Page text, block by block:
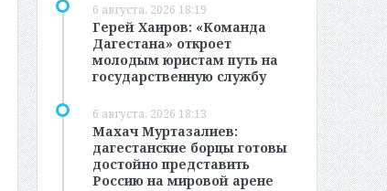
6 августа, 2026 18:19
Герей Хаиров: «Команда
Дагестана» откроет
молодым юристам путь на
государственную службу
6 августа, 2026 18:13
Махач Муртазалиев:
дагестанские борцы готовы
достойно представить
Россию на мировой арене